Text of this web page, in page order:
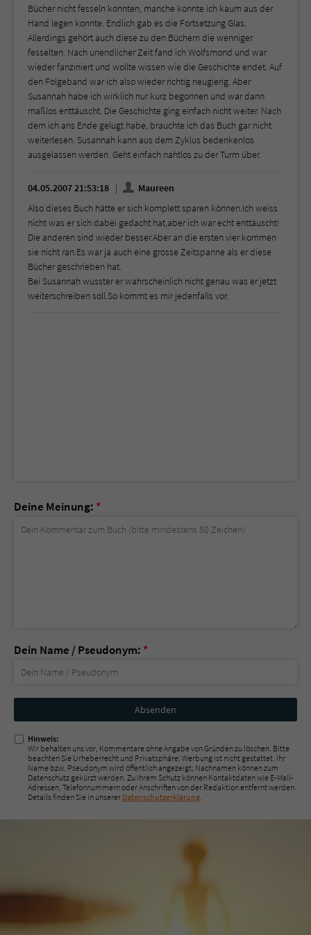
Bücher nicht fesseln konnten, manche konnte ich kaum aus der
Hand legen konnte. Endlich gab es die Fortsetzung Glas.
Allerdings gehört auch diese zu den Büchern die wenniger
fesselten. Nach unendlicher Zeit fand ich Wolfsmond und war
wieder fanziniert und wollte wissen wie die Geschichte endet. Auf
den Folgeband war ich also wieder richtig neugierig. Aber
Susannah habe ich wirklich nur kurz begonnen und war dann
maßlos enttäuscht. Die Geschichte ging einfach nicht weiter. Nach
dem ich ans Ende gelugt habe, brauchte ich das Buch gar nicht
weiterlesen. Susannah kann aus dem Zyklus bedenkenlos
ausgelassen werden. Geht einfach nahtlos zu der Turm über.
04.05.2007 21:53:18
Maureen
Also dieses Buch hätte er sich komplett sparen können.Ich weiss
nicht was er sich dabei gedacht hat,aber ich war echt enttäuscht!
Die anderen sind wieder besser.Aber an die ersten vier kommen
sie nicht ran.Es war ja auch eine grosse Zeitspanne als er diese
Bücher geschrieben hat.
Bei Susannah wusster er wahrscheinlich nicht genau was er jetzt
weiterschreiben soll.So kommt es mir jedenfalls vor.
Deine Meinung: *
Dein Name / Pseudonym: *
Nicht
ausfüllen!
Hinweis:
Wir behalten uns vor, Kommentare ohne Angabe von Gründen zu löschen. Bitte
beachten Sie Urheberrecht und Privatsphäre; Werbung ist nicht gestattet. Ihr
Name bzw. Pseudonym wird öffentlich angezeigt; Nachnamen können zum
Datenschutz gekürzt werden. Zu Ihrem Schutz können Kontaktdaten wie E-Mail-
Adressen, Telefonnummern oder Anschriften von der Redaktion entfernt werden.
Details finden Sie in unserer Datenschutzerklärung.